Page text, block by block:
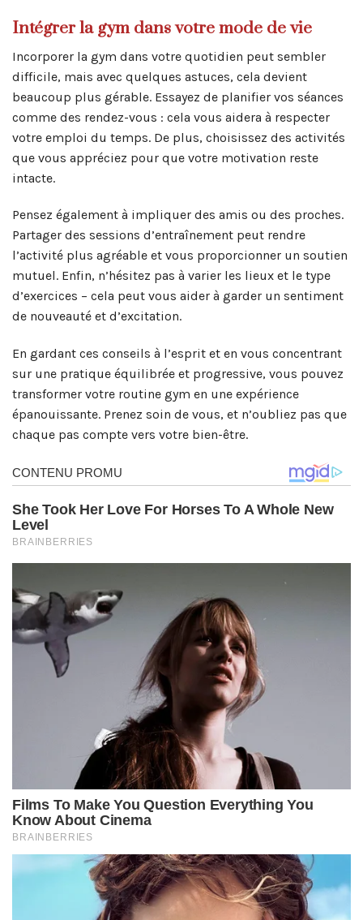
Intégrer la gym dans votre mode de vie
Incorporer la gym dans votre quotidien peut sembler
difficile, mais avec quelques astuces, cela devient
beaucoup plus gérable. Essayez de planifier vos séances
comme des rendez-vous : cela vous aidera à respecter
votre emploi du temps. De plus, choisissez des activités
que vous appréciez pour que votre motivation reste
intacte.
Pensez également à impliquer des amis ou des proches.
Partager des sessions d’entraînement peut rendre
l’activité plus agréable et vous proporcionner un soutien
mutuel. Enfin, n’hésitez pas à varier les lieux et le type
d’exercices – cela peut vous aider à garder un sentiment
de nouveauté et d’excitation.
En gardant ces conseils à l’esprit et en vous concentrant
sur une pratique équilibrée et progressive, vous pouvez
transformer votre routine gym en une expérience
épanouissante. Prenez soin de vous, et n’oubliez pas que
chaque pas compte vers votre bien-être.